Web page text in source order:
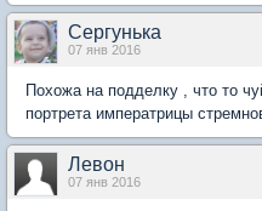
Сергунька
07 янв 2016
Похожа на подделку , что то
портрета императрицы
Левон
07 янв 2016